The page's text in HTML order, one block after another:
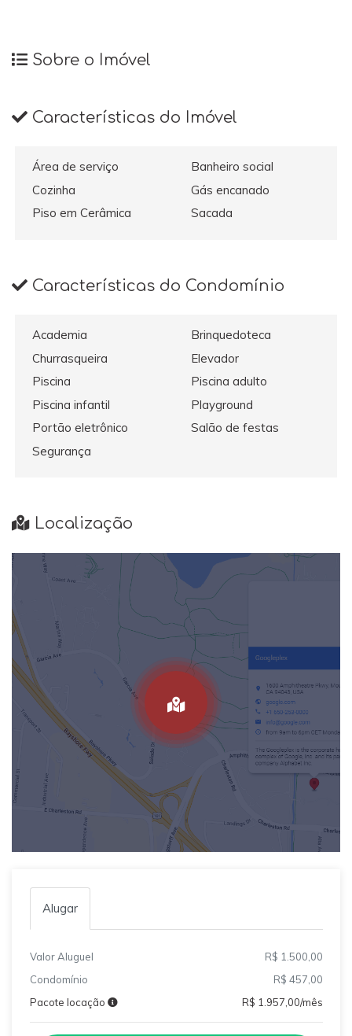
Sobre o Imóvel
Características do Imóvel
Área de serviço
Banheiro social
Cozinha
Gás encanado
Piso em Cerâmica
Sacada
Características do Condomínio
Academia
Brinquedoteca
Churrasqueira
Elevador
Piscina
Piscina adulto
Piscina infantil
Playground
Portão eletrônico
Salão de festas
Segurança
Localização
Alugar
Valor Aluguel
R$ 1.500,00
Condomínio
R$ 457,00
Pacote locação
R$ 1.957,00/mês